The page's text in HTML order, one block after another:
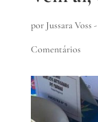
por Jussara
Comentários